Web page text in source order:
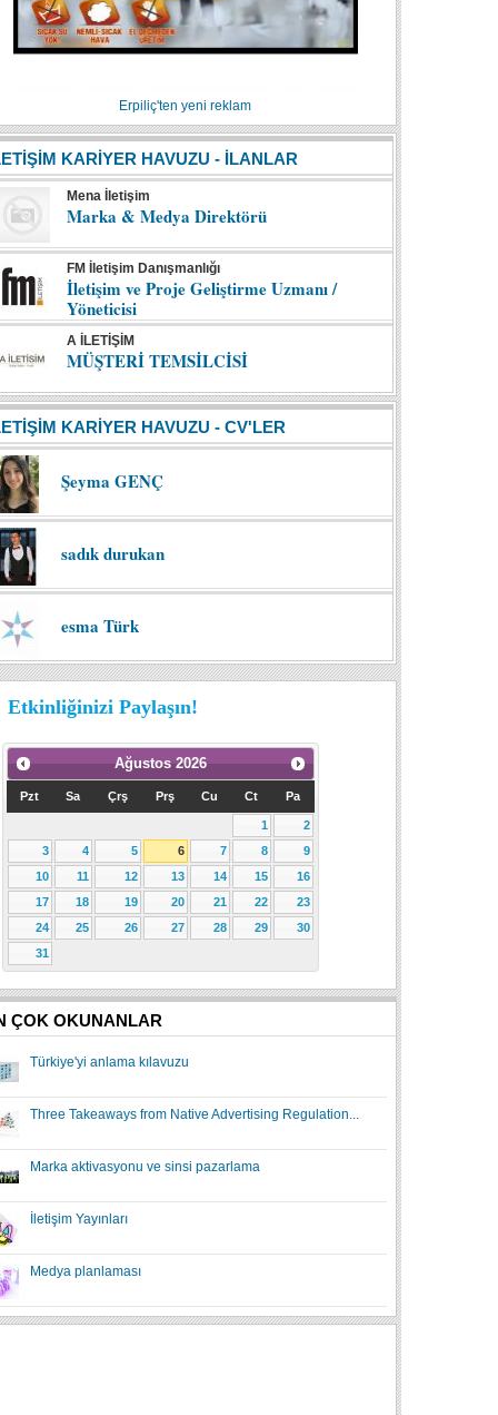
Erpiliç'ten yeni reklam
KARİYER HAVUZU - İLANLAR
Mena İletişim
Marka & Medya Direktörü
FM İletişim Danışmanlığı
İletişim ve Proje Geliştirme Uzmanı /
Yöneticisi
A İLETİŞİM
MÜŞTERİ TEMSİLCİSİ
KARİYER HAVUZU - CV'LER
Şeyma GENÇ
sadık durukan
esma Türk
Etkinliğinizi Paylaşın!
Ağustos 2026
Pzt Sa Çrş Prş Cu Ct Pa
1
2
3
4 5 6 7 8
9
10
11 12 13 14 15
16
17
18 19 20 21 22
23
24
25 26 27 28 29
30
31
ÇOK OKUNANLAR
Türkiye'yi anlama kılavuzu
Three Takeaways from Native Advertising Regulation...
Marka aktivasyonu ve sinsi pazarlama
İletişim Yayınları
Medya planlaması